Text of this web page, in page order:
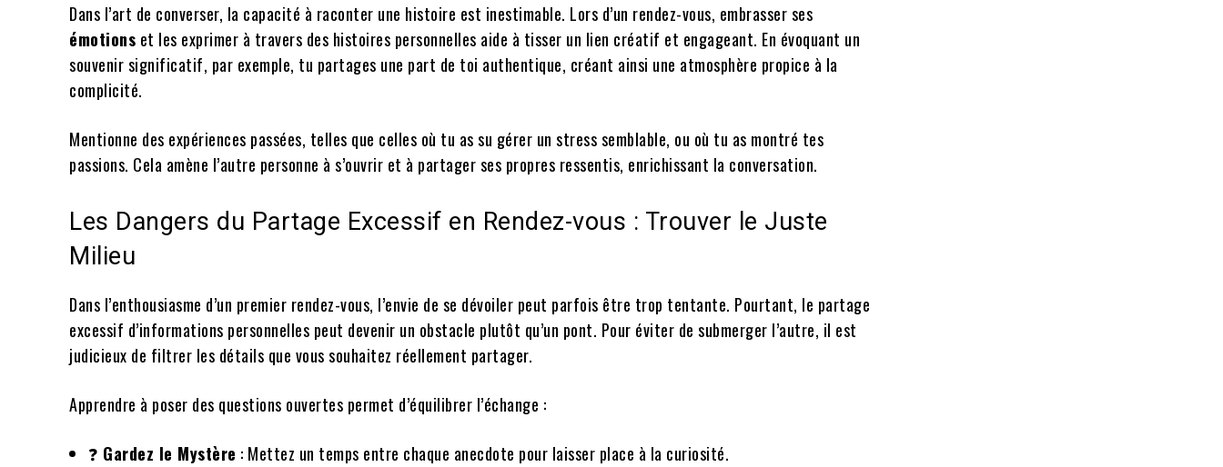
Dans l’art de converser, la capacité à raconter une histoire est inestimable. Lors d’un rendez-vous, embrasser ses
émotions et les exprimer à travers des histoires personnelles aide à tisser un lien créatif et engageant. En évoquant un
souvenir significatif, par exemple, tu partages une part de toi authentique, créant ainsi une atmosphère propice à la
complicité.
Mentionne des expériences passées, telles que celles où tu as su gérer un stress semblable, ou où tu as montré tes
passions. Cela amène l’autre personne à s’ouvrir et à partager ses propres ressentis, enrichissant la conversation.
Les Dangers du Partage Excessif en Rendez-vous : Trouver le Juste
Milieu
Dans l’enthousiasme d’un premier rendez-vous, l’envie de se dévoiler peut parfois être trop tentante. Pourtant, le partage
excessif d’informations personnelles peut devenir un obstacle plutôt qu’un pont. Pour éviter de submerger l’autre, il est
judicieux de filtrer les détails que vous souhaitez réellement partager.
Apprendre à poser des questions ouvertes permet d’équilibrer l’échange :
❓ Gardez le Mystère : Mettez un temps entre chaque anecdote pour laisser place à la curiosité.